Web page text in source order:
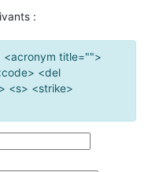
:
title="">
<del
<s> <strike>